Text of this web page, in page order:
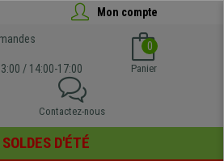
Mon compte
/ 14:00-17:00
0
Panier
Contactez-nous
SOLDES D'ÉTÉ